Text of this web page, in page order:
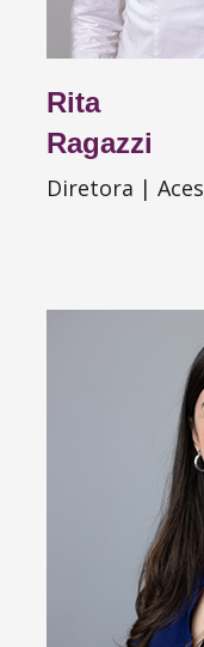
Rita
Ragazzi
Diretora |